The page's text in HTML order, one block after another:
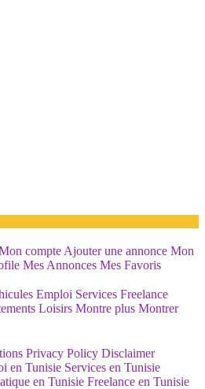
compte Ajouter une annonce Mon
Mes Annonces Mes Favoris
Emploi Services Freelance
Loisirs Montre plus Montrer
Privacy Policy Disclaimer
en Tunisie Services en Tunisie
en Tunisie Freelance en Tunisie